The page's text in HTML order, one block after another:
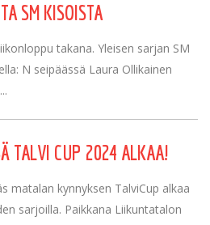
SM KISOISTA
takana. Yleisen sarjan SM
N seipäässä Laura Ollikainen
TALVI CUP 2024 ALKAA!
matalan kynnyksen TalviCup alkaa
sarjoilla. Paikkana Liikuntatalon